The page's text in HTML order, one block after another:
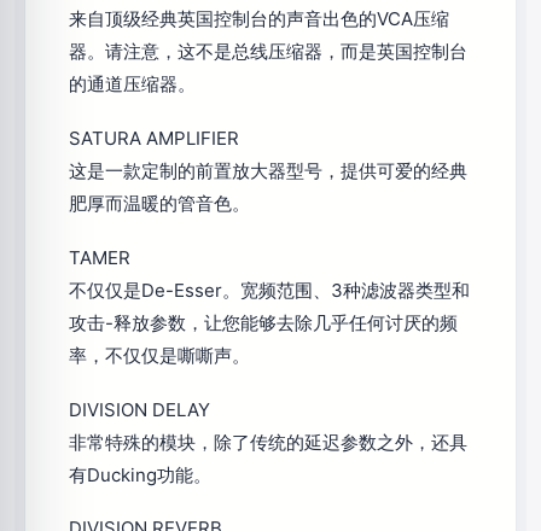
来自顶级经典英国控制台的声音出色的VCA压缩
器。请注意，这不是总线压缩器，而是英国控制台
的通道压缩器。
SATURA AMPLIFIER
这是一款定制的前置放大器型号，提供可爱的经典
肥厚而温暖的管音色。
TAMER
不仅仅是De-Esser。宽频范围、3种滤波器类型和
攻击-释放参数，让您能够去除几乎任何讨厌的频
率，不仅仅是嘶嘶声。
DIVISION DELAY
非常特殊的模块，除了传统的延迟参数之外，还具
有Ducking功能。